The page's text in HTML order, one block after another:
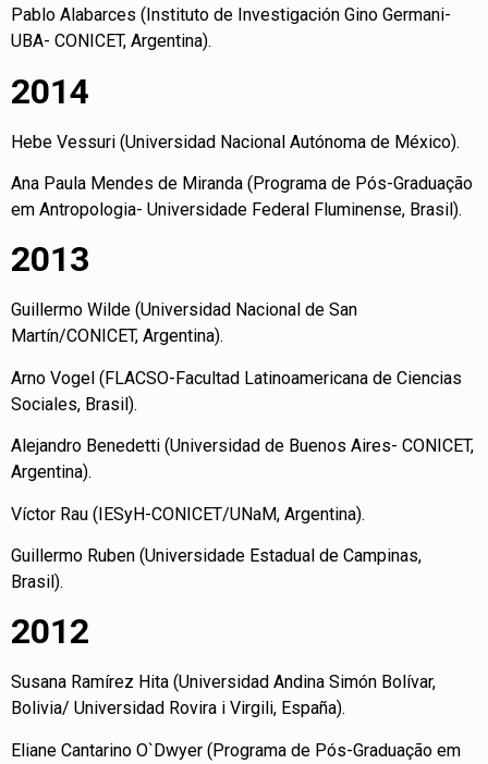
Pablo Alabarces (Instituto de Investigación Gino Germani-
UBA- CONICET, Argentina).
2014
Hebe Vessuri (Universidad Nacional Autónoma de México).
Ana Paula Mendes de Miranda (Programa de Pós-Graduação
em Antropologia- Universidade Federal Fluminense, Brasil).
2013
Guillermo Wilde (Universidad Nacional de San
Martín/CONICET, Argentina).
Arno Vogel (FLACSO-Facultad Latinoamericana de Ciencias
Sociales, Brasil).
Alejandro Benedetti (Universidad de Buenos Aires- CONICET,
Argentina).
Víctor Rau (IESyH-CONICET/UNaM, Argentina).
Guillermo Ruben (Universidade Estadual de Campinas,
Brasil).
2012
Susana Ramírez Hita (Universidad Andina Simón Bolívar,
Bolivia/ Universidad Rovira i Virgili, España).
Eliane Cantarino O`Dwyer (Programa de Pós-Graduação em